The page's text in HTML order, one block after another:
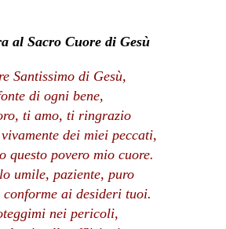
al Sacro Cuore di Gesù
Santissimo di Gesù,
di ogni bene,
ti amo, ti ringrazio
dei miei peccati,
questo povero mio cuore.
umile, paziente, puro
ai desideri tuoi.
nei pericoli,